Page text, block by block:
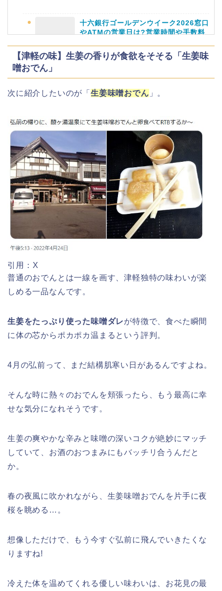
ピーチや予想有名人は誰?
トアップは?駐車場も調査!
大河原桜まつり(千本桜)2026の屋台の
出店情報!混雑や渋滞も調査!
十六銀行ゴールデンウイーク2026窓口
やATMの営業日は?営業時間や手数料
静岡銀行ゴールデンウィーク2026の営
業日や休みは?ATM手数料も調査!
千葉銀行ゴールデンウィーク2026の
ATMの営業日(休み)まとめ!
海遊館GW(ゴールデンウィーク)の混
雑(混み具合)状況はどうなる?
華蔵寺公園の桜(花祭り)2026の屋台
(出店)は?ライトアップ・駐車場も!
悠久山公園桜祭り2026の屋台や出店
は?ライトアップや駐車場情報も!
とめ!交通規制は何時から何時まで?
【津軽の味】生姜の香りが食欲をそそる「生姜味
噌おでん」
次に紹介したいのが「 生姜味噌おでん 」。
引用：X
普通のおでんとは一線を画す、津軽独特の味わいが楽
しめる一品なんです。
生姜をたっぷり使った味噌ダレが特徴で、食べた瞬間
に体の芯からポカポカ温まるという評判。
4月の弘前って、まだ結構肌寒い日があるんですよね。
そんな時に熱々のおでんを頬張ったら、もう最高に幸
せな気分になれそうです。
生姜の爽やかな辛みと味噌の深いコクが絶妙にマッチ
していて、お酒のおつまみにもバッチリ合うんだと
か。
春の夜風に吹かれながら、生姜味噌おでんを片手に夜
桜を眺める…。
想像しただけで、もう今すぐ弘前に飛んでいきたくな
りますね!
冷えた体を温めてくれる優しい味わいは、お花見の最